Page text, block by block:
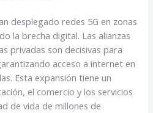
desplegado redes 5G en zonas
la brecha digital. Las alianzas
privadas son decisivas para
acceso a internet en
Esta expansión tiene un
el comercio y los servicios
de vida de millones de